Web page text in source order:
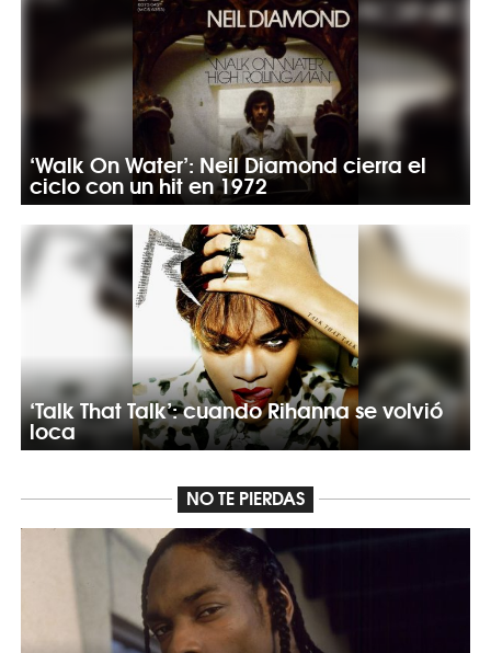
‘Walk On Water’: Neil Diamond cierra el
ciclo con un hit en 1972
‘Talk That Talk’: cuando Rihanna se volvió
loca
NO TE PIERDAS